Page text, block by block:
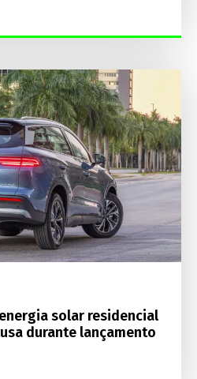
solar residencial
durante lançamento